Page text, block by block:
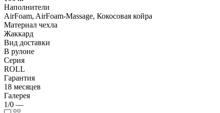
Наполнители
AirFoam, AirFoam-Massage, Кокосовая койра
Материал чехла
Жаккард
Вид доставки
В рулоне
Серия
ROLL
Гарантия
18 месяцев
Галерея
1/0 —